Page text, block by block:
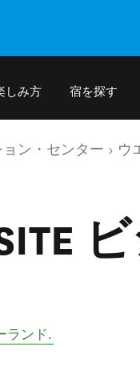
しみ方 宿を探す
ン・センター ウ
ランド.